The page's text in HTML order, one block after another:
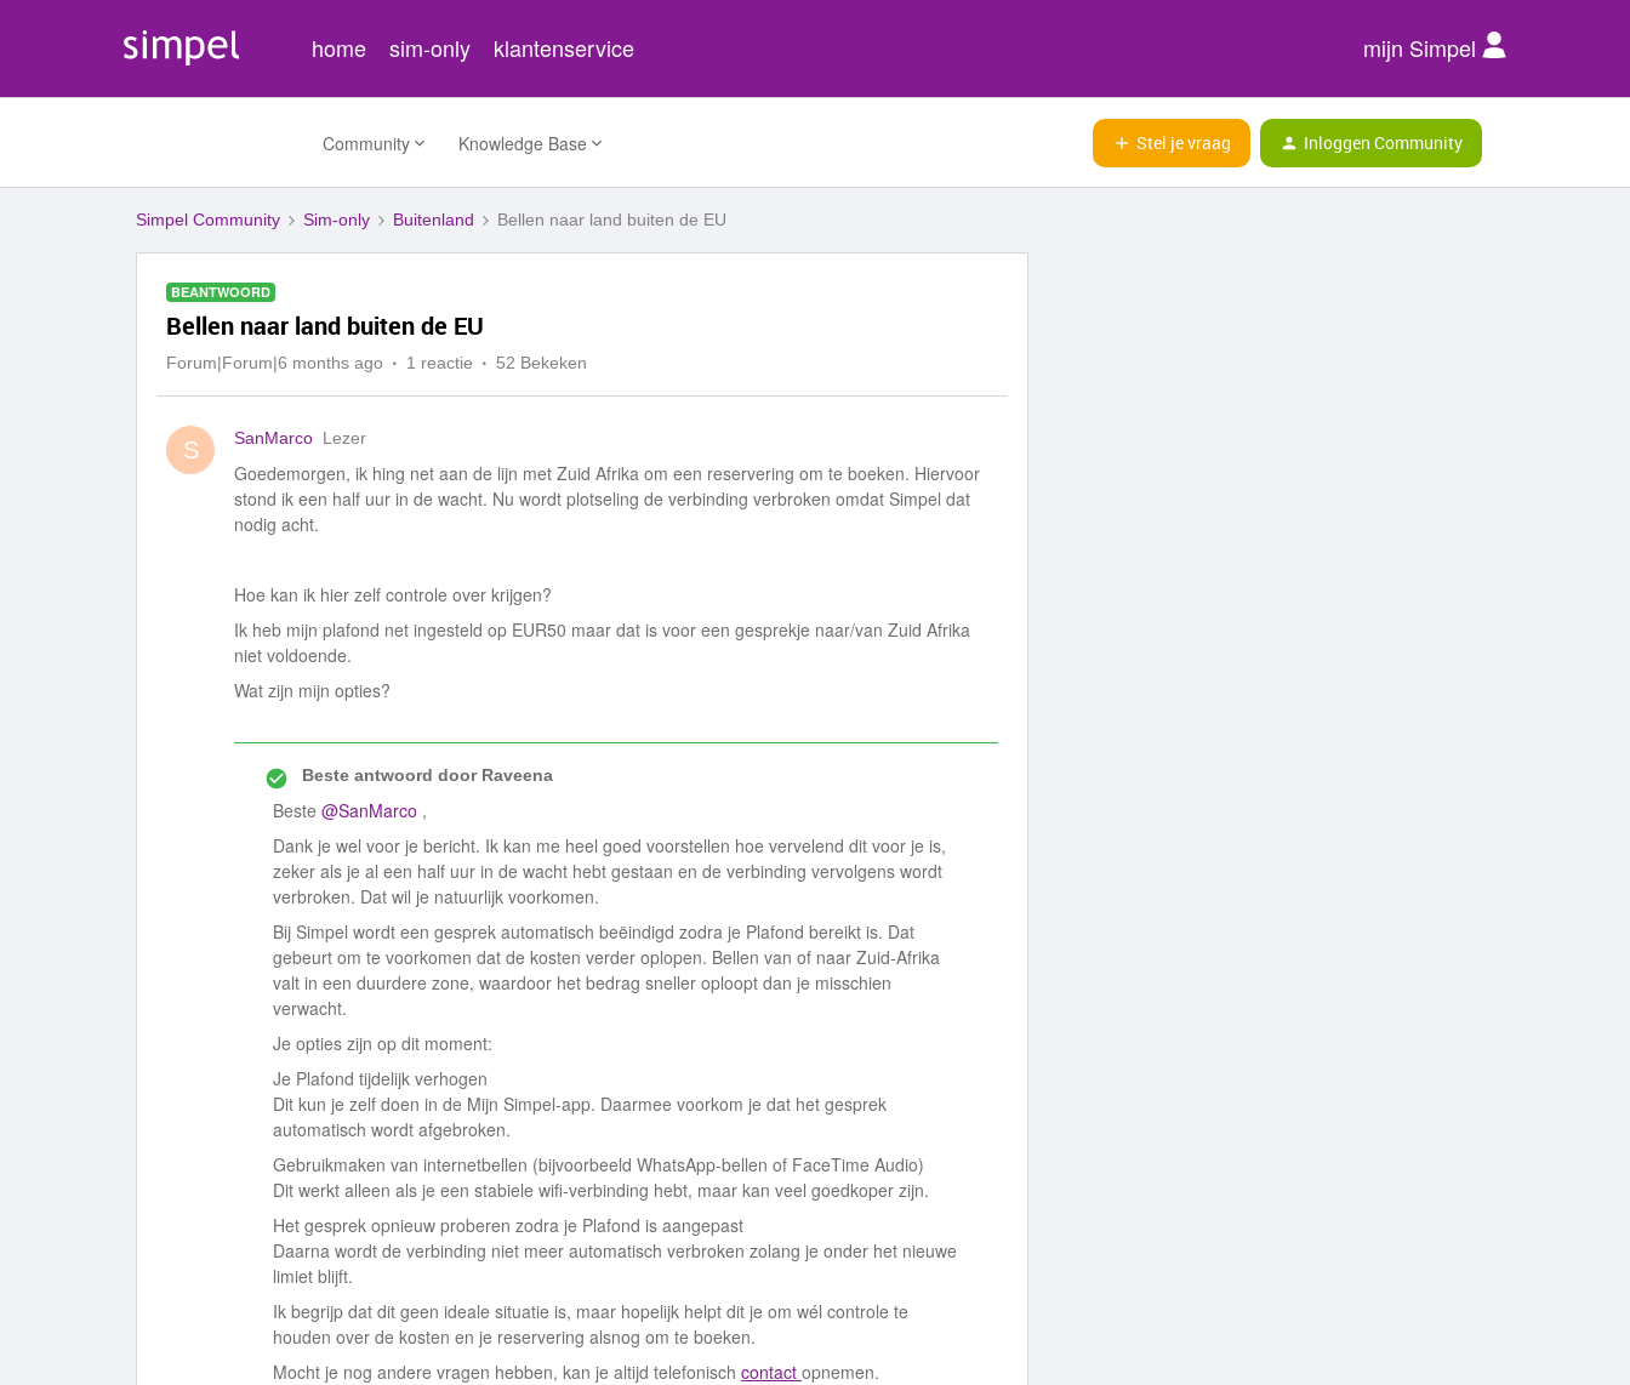
home sim-only klantenservice mijn Simpel
Community Knowledge Base Stel je vraag Inloggen Community
Simpel Community Sim-only Buitenland Bellen naar land buiten de EU
BEANTWOORD
Bellen naar land buiten de EU
Forum|Forum|6 months ago 1 reactie 52 Bekeken
S SanMarco Lezer
Goedemorgen, ik hing net aan de lijn met Zuid Afrika om een reservering om te boeken. Hiervoor
stond ik een half uur in de wacht. Nu wordt plotseling de verbinding verbroken omdat Simpel dat
nodig acht.
Hoe kan ik hier zelf controle over krijgen?
Ik heb mijn plafond net ingesteld op EUR50 maar dat is voor een gesprekje naar/van Zuid Afrika
niet voldoende.
Wat zijn mijn opties?
Beste antwoord doorRaveena
Beste ​ @SanMarco ,
Dank je wel voor je bericht. Ik kan me heel goed voorstellen hoe vervelend dit voor je is,
zeker als je al een half uur in de wacht hebt gestaan en de verbinding vervolgens wordt
verbroken. Dat wil je natuurlijk voorkomen.
Bij Simpel wordt een gesprek automatisch beëindigd zodra je Plafond bereikt is. Dat
gebeurt om te voorkomen dat de kosten verder oplopen. Bellen van of naar Zuid‑Afrika
valt in een duurdere zone, waardoor het bedrag sneller oploopt dan je misschien
verwacht.
Je opties zijn op dit moment:
Je Plafond tijdelijk verhogen
Dit kun je zelf doen in de Mijn Simpel‑app. Daarmee voorkom je dat het gesprek
automatisch wordt afgebroken.
Gebruikmaken van internetbellen (bijvoorbeeld WhatsApp‑bellen of FaceTime Audio)
Dit werkt alleen als je een stabiele wifi‑verbinding hebt, maar kan veel goedkoper zijn.
Het gesprek opnieuw proberen zodra je Plafond is aangepast
Daarna wordt de verbinding niet meer automatisch verbroken zolang je onder het nieuwe
limiet blijft.
Ik begrijp dat dit geen ideale situatie is, maar hopelijk helpt dit je om wél controle te
houden over de kosten en je reservering alsnog om te boeken.
Mocht je nog andere vragen hebben, kan je altijd telefonisch contact opnemen.